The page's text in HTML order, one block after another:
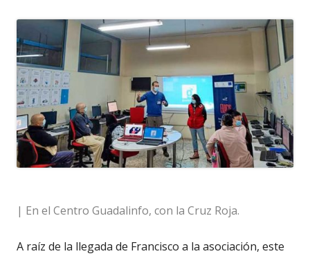
| En el Centro Guadalinfo, con la Cruz Roja.
A raíz de la llegada de Francisco a la asociación, este